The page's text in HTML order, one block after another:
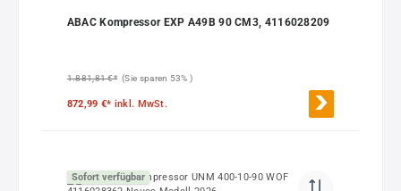
ABAC Kompressor EXP A49B 90 CM3, 4116028209
1.881,81 €* (Sie sparen 53% )
872,99 €* inkl. MwSt.
Sofort verfügbar